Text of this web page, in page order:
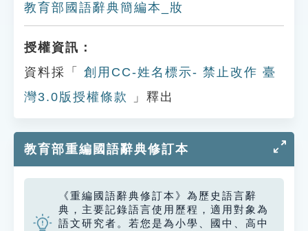
教育部國語辭典簡編本_妝
授權資訊：
資料採「
創用CC-姓名標示- 禁止改作 臺
灣3.0版授權條款
」釋出
教育部重編國語辭典修訂本
《重編國語辭典修訂本》為歷史語言辭
典，主要記錄語言使用歷程，適用對象為
語文研究者。若您是為小學、國中、高中